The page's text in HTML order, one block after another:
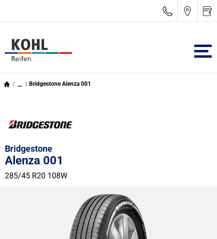
... Bridgestone Alenza 001
Bridgestone
Alenza 001
285/45 R20 108W